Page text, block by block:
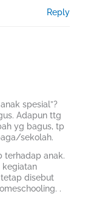
Reply
spesial”?
Adapun ttg
yg bagus, tp
sekolah.
terhadap anak.
kegiatan
disebut
.